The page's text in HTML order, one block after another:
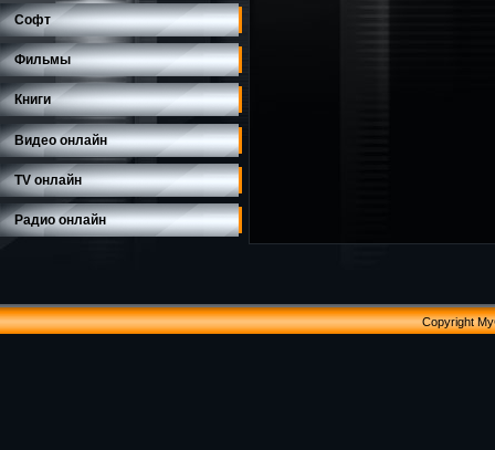
Софт
Фильмы
Книги
Видео онлайн
TV онлайн
Радио онлайн
Copyright